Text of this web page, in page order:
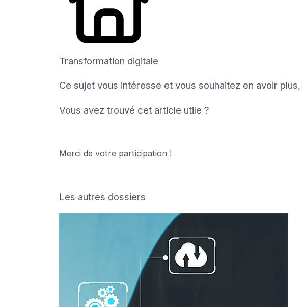
Transformation digitale
Ce sujet vous intéresse et vous souhaitez en avoir plus,
Vous avez trouvé cet article utile ?
Merci de votre participation !
Les autres dossiers